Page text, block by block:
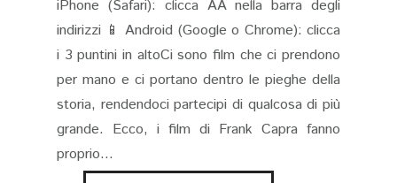
iPhone (Safari): clicca AA nella barra degli
indirizzi 📱 Android (Google o Chrome): clicca
i 3 puntini in altoCi sono film che ci prendono
per mano e ci portano dentro le pieghe della
storia, rendendoci partecipi di qualcosa di più
grande. Ecco, i film di Frank Capra fanno
proprio...